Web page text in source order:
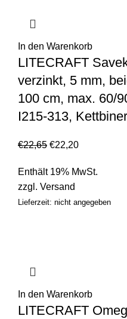
In den Warenkorb
LITECRAFT
verzinkt, 5 mm,
100 cm, max. 60/
I215-313,
€22,65 €22,20
Enthält 19% MwSt.
zzgl. Versand
Lieferzeit: nicht angegeben
In den Warenkorb
LITECRAFT